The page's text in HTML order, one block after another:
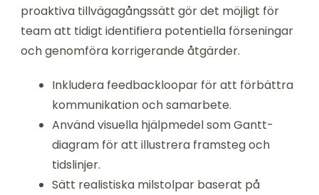
proaktiva tillvägagångssätt gör det möjligt för
team att tidigt identifiera potentiella förseningar
och genomföra korrigerande åtgärder.
Inkludera feedbackloopar för att förbättra
kommunikation och samarbete.
Använd visuella hjälpmedel som Gantt-
diagram för att illustrera framsteg och
tidslinjer.
Sätt realistiska milstolpar baserat på